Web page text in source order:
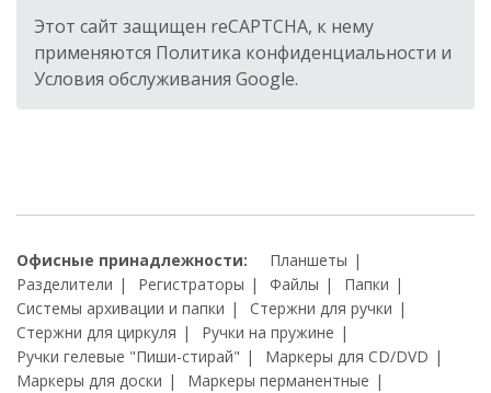
Этот сайт защищен reCAPTCHA, к нему
применяются Политика конфиденциальности и
Условия обслуживания Google.
Офисные принадлежности:
Планшеты
Разделители
Регистраторы Файлы
Папки
Системы архивации и папки
Стержни для ручки
Стержни для циркуля
Ручки на пружине
Ручки гелевые "Пиши-стирай"
Маркеры для CD/DVD
Маркеры для доски
Маркеры перманентные